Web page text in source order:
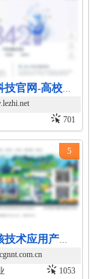
武汉乐知科技官网-高校教学信息化解决方案
701
1053
5